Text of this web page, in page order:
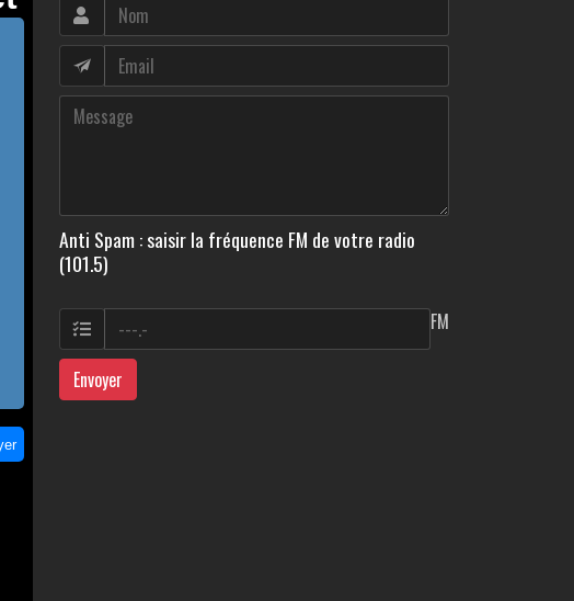
Anti Spam : saisir la fréquence FM de votre radio
(101.5)
FM
Envoyer